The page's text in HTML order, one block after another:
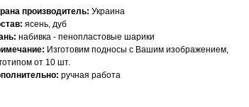
производитель: Украина
ясень, дуб
набивка - пенопластовые шарики
Изготовим подносы с Вашим изображением,
от 10 шт.
ручная работа